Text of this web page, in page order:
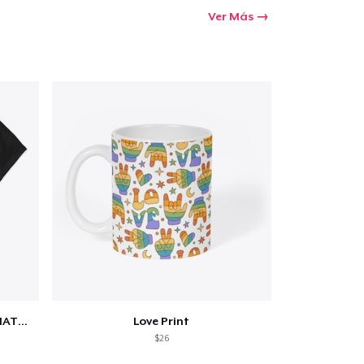
Ver Más
SCIENCE IS REAL, BLACK LIVES MATTER Love Print
$26